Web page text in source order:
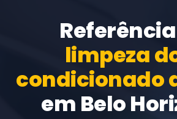
limpeza
condicionado
em Belo